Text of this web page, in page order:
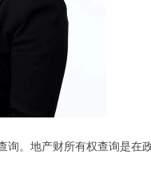
。地产财所有权查询是在